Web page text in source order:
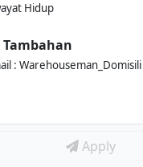
Hidup
: Warehouseman_Domisili
Apply